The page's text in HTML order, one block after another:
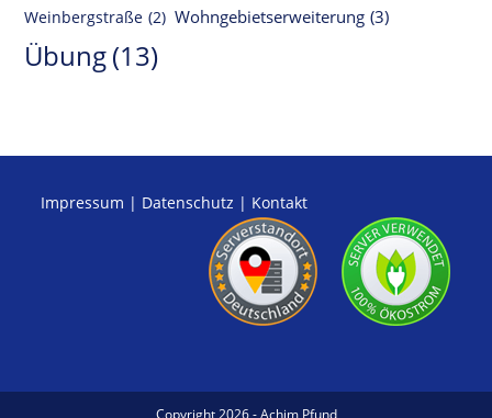
Weinbergstraße (2) Wohngebietserweiterung (3)
Übung(13)
Impressum | Datenschutz | Kontakt